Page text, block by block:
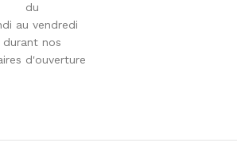
du
au vendredi
durant nos
d'ouverture